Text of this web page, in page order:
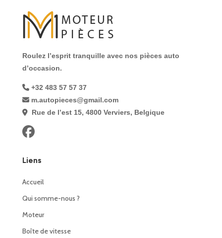
Roulez l’esprit tranquille avec nos pièces auto
d’occasion.
+32 483 57 57 37
m.autopieces@gmail.com
Rue de l’est 15, 4800 Verviers, Belgique
Liens
Accueil
Qui somme-nous ?
Moteur
Boîte de vitesse